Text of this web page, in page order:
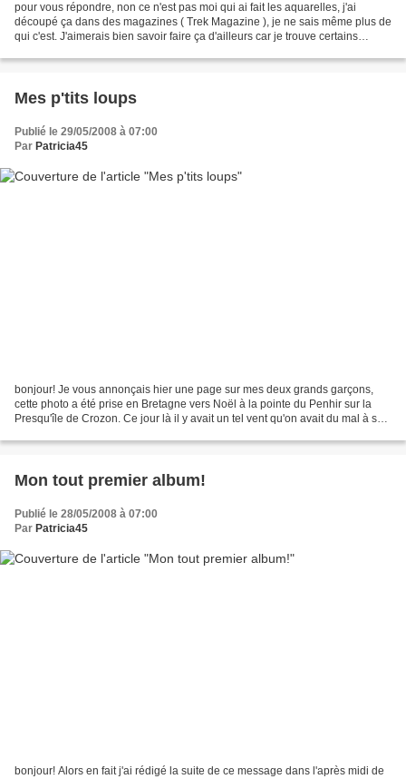
pour vous répondre, non ce n'est pas moi qui ai fait les aquarelles, j'ai
découpé ça dans des magazines ( Trek Magazine ), je ne sais même plus de
qui c'est. J'aimerais bien savoir faire ça d'ailleurs car je trouve certains
Mes p'tits loups
Publié le 29/05/2008 à 07:00
Par Patricia45
bonjour! Je vous annonçais hier une page sur mes deux grands garçons,
cette photo a été prise en Bretagne vers Noël à la pointe du Penhir sur la
Presqu'île de Crozon. Ce jour là il y avait un tel vent qu'on avait du mal à se
Mon tout premier album!
Publié le 28/05/2008 à 07:00
Par Patricia45
bonjour! Alors en fait j'ai rédigé la suite de ce message dans l'après midi de